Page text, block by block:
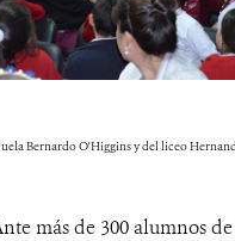
Bernardo O'Higgins y del liceo
más de 300 alumnos